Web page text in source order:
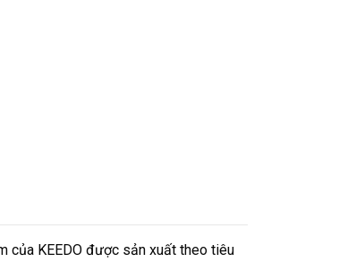
của KEEDO được sản xuất theo tiêu